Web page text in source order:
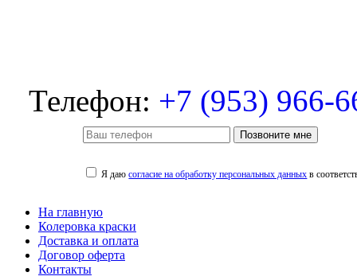
Телефон: +7 (953) 966-
Позвоните мне
Я даюсогласие на обработку персональных данных в
На главную
Колеровка краски
Доставка и оплата
Договор оферта
Контакты